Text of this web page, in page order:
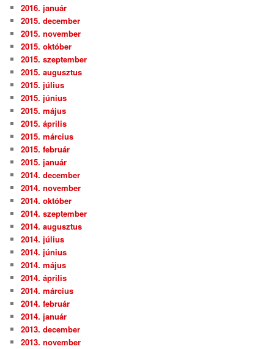
2016. január
2015. december
2015. november
2015. október
2015. szeptember
2015. augusztus
2015. július
2015. június
2015. május
2015. április
2015. március
2015. február
2015. január
2014. december
2014. november
2014. október
2014. szeptember
2014. augusztus
2014. július
2014. június
2014. május
2014. április
2014. március
2014. február
2014. január
2013. december
2013. november